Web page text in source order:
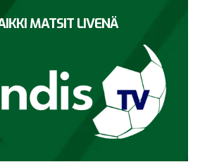
MATSIT LIVENÄ